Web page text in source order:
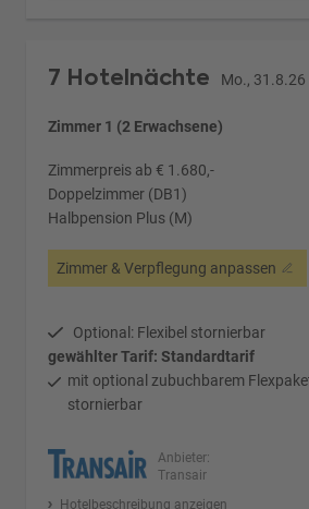
7 Hotelnächte Mo., 31.8.26
Zimmer 1 (2 Erwachsene)
Zimmerpreis ab € 1.680,-
Doppelzimmer (DB1)
Halbpension Plus (M)
Zimmer & Verpflegung anpassen
Optional: Flexibel stornierbar
gewählter Tarif: Standardtarif
mit optional zubuchbarem
stornierbar
Anbieter:
Transair
Hotelbeschreibung anzeigen